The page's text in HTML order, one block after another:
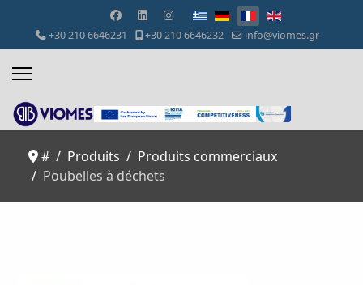
Sélectionnez votre langue
+30 210 6646231 +30 210 6646232 info@viomes.gr
# Produits
Produits commerciaux
Poubelles à déchets